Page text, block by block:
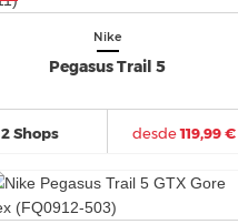
Nike
Pegasus Trail 5
2 Shops desde119,99 €